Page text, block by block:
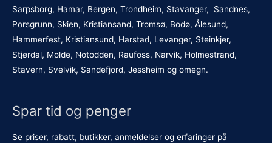
Sarpsborg, Hamar, Bergen, Trondheim, Stavanger, Sandnes,
Porsgrunn, Skien, Kristiansand, Tromsø, Bodø, Ålesund,
Hammerfest, Kristiansund, Harstad, Levanger, Steinkjer,
Stjørdal, Molde, Notodden, Raufoss, Narvik, Holmestrand,
Stavern, Svelvik, Sandefjord, Jessheim og omegn.
Spar tid og penger
Se priser, rabatt, butikker, anmeldelser og erfaringer på